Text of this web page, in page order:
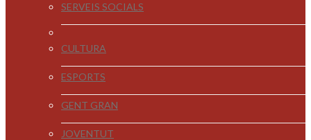
SERVEIS SOCIALS
CULTURA
ESPORTS
GENT GRAN
JOVENTUT